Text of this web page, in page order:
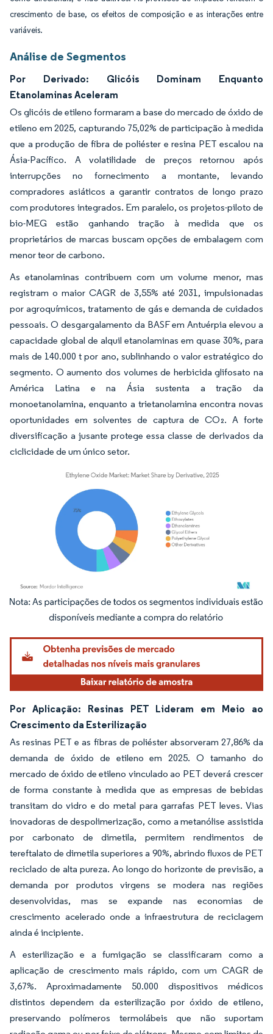
crescimento de base, os efeitos de composição e as interações entre
variáveis.
Análise de Segmentos
Por Derivado: Glicóis Dominam Enquanto
Etanolaminas Aceleram
Os glicóis de etileno formaram a base do mercado de óxido de
etileno em 2025, capturando 75,02% de participação à medida
que a produção de fibra de poliéster e resina PET escalou na
Ásia-Pacífico. A volatilidade de preços retornou após
interrupções no fornecimento a montante, levando
compradores asiáticos a garantir contratos de longo prazo
com produtores integrados. Em paralelo, os projetos-piloto de
bio-MEG estão ganhando tração à medida que os
proprietários de marcas buscam opções de embalagem com
menor teor de carbono.
As etanolaminas contribuem com um volume menor, mas
registram o maior CAGR de 3,55% até 2031, impulsionadas
por agroquímicos, tratamento de gás e demanda de cuidados
pessoais. O desgargalamento da BASF em Antuérpia elevou a
capacidade global de alquil etanolaminas em quase 30%, para
mais de 140.000 t por ano, sublinhando o valor estratégico do
segmento. O aumento dos volumes de herbicida glifosato na
América Latina e na Ásia sustenta a tração da
monoetanolamina, enquanto a trietanolamina encontra novas
oportunidades em solventes de captura de CO₂. A forte
diversificação a jusante protege essa classe de derivados da
ciclicidade de um único setor.
Imagem © Mordor Intelligence. O reuso requer atribuição conforme CC BY 4.0.
Por Aplicação: Resinas PET Lideram em Meio ao
Crescimento da Esterilização
As resinas PET e as fibras de poliéster absorveram 27,86% da
demanda de óxido de etileno em 2025. O tamanho do
mercado de óxido de etileno vinculado ao PET deverá crescer
de forma constante à medida que as empresas de bebidas
transitam do vidro e do metal para garrafas PET leves. Vias
inovadoras de despolimerização, como a metanólise assistida
por carbonato de dimetila, permitem rendimentos de
tereftalato de dimetila superiores a 90%, abrindo fluxos de PET
reciclado de alta pureza. Ao longo do horizonte de previsão, a
demanda por produtos virgens se modera nas regiões
desenvolvidas, mas se expande nas economias de
crescimento acelerado onde a infraestrutura de reciclagem
ainda é incipiente.
A esterilização e a fumigação se classificaram como a
aplicação de crescimento mais rápido, com um CAGR de
3,67%. Aproximadamente 50.000 dispositivos médicos
distintos dependem da esterilização por óxido de etileno,
preservando polímeros termolábeis que não suportam